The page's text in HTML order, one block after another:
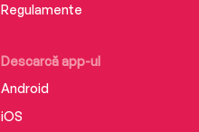
Descarcă app-ul
Android
iOS
Regulamente